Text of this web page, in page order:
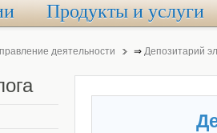
Продукты и услуги
деятельности ⇒ Депозитарий